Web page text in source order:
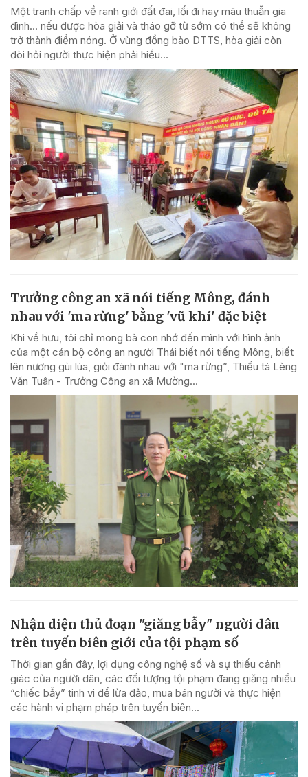
Một tranh chấp về ranh giới đất đai, lối đi hay mâu thuẫn gia
đình... nếu được hòa giải và tháo gỡ từ sớm có thể sẽ không
trở thành điểm nóng. Ở vùng đồng bào DTTS, hòa giải còn
đòi hỏi người thực hiện phải hiểu...
Trưởng công an xã nói tiếng Mông, đánh
nhau với 'ma rừng' bằng 'vũ khí' đặc biệt
Khi về hưu, tôi chỉ mong bà con nhớ đến mình với hình ảnh
của một cán bộ công an người Thái biết nói tiếng Mông, biết
lên nương gùi lúa, giỏi đánh nhau với "ma rừng”, Thiếu tá Lèng
Văn Tuân - Trưởng Công an xã Mường...
Nhận diện thủ đoạn "giăng bẫy" người dân
trên tuyến biên giới của tội phạm số
Thời gian gần đây, lợi dụng công nghệ số và sự thiếu cảnh
giác của người dân, các đối tượng tội phạm đang giăng nhiều
“chiếc bẫy” tinh vi để lừa đảo, mua bán người và thực hiện
các hành vi phạm pháp trên tuyến biên...